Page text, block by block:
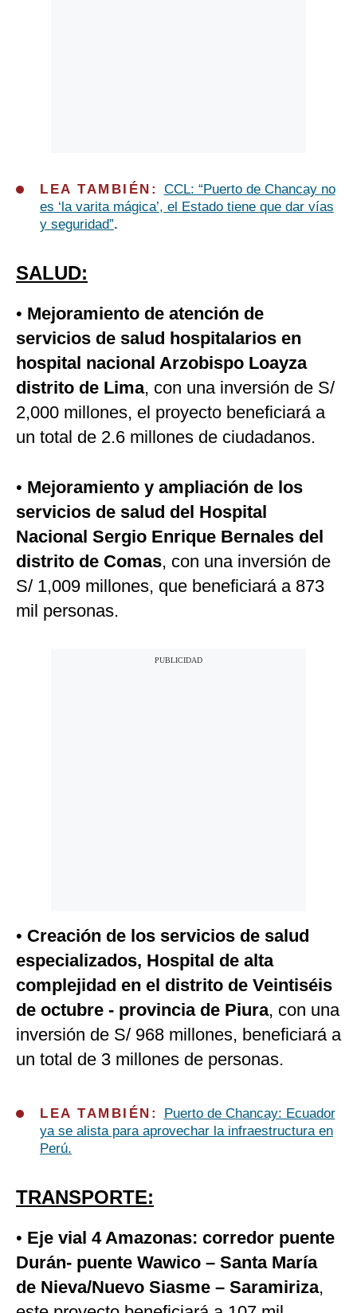
LEA TAMBIÉN: CCL: “Puerto de Chancay no
es ‘la varita mágica’, el Estado tiene que dar vías
y seguridad”.
SALUD:
• Mejoramiento de atención de
servicios de salud hospitalarios en
hospital nacional Arzobispo Loayza
distrito de Lima, con una inversión de S/
2,000 millones, el proyecto beneficiará a
un total de 2.6 millones de ciudadanos.
• Mejoramiento y ampliación de los
servicios de salud del Hospital
Nacional Sergio Enrique Bernales del
distrito de Comas, con una inversión de
S/ 1,009 millones, que beneficiará a 873
mil personas.
• Creación de los servicios de salud
especializados, Hospital de alta
complejidad en el distrito de Veintiséis
de octubre - provincia de Piura, con una
inversión de S/ 968 millones, beneficiará a
un total de 3 millones de personas.
LEA TAMBIÉN:
Puerto de Chancay: Ecuador
ya se alista para aprovechar la infraestructura en
Perú.
TRANSPORTE:
• Eje vial 4 Amazonas: corredor puente
Durán- puente Wawico – Santa María
de Nieva/Nuevo Siasme – Saramiriza,